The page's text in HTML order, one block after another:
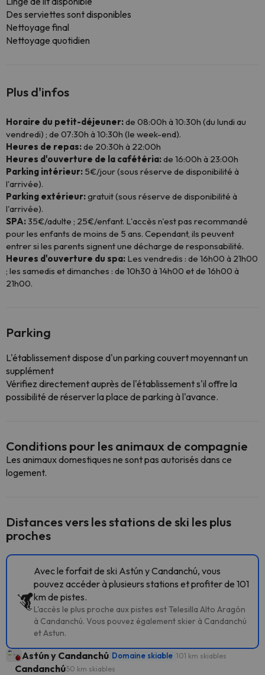
Des serviettes sont disponibles
Nettoyage final
Nettoyage quotidien
Plus d'infos
Horaire du petit-déjeuner:de 08:00h à 10:30h (du lundi au
vendredi) ; de 07:30h à 10:30h (le week-end).
Heures de repas:de 20:30h à 22:00h
Heures d'ouverture de la cafétéria:de 16:00h à 23:00h
Parking intérieur: 5€/jour (sous réserve de disponibilité à
l'arrivée).
Parking extérieur:gratuit (sous réserve de disponibilité à
l'arrivée).
SPA:35€/adulte ; 25€/enfant. L'accès n'est pas recommandé
pour les enfants de moins de 5 ans. Cependant, ils peuvent
entrer si les parents signent une décharge de responsabilité.
Heures d'ouverture du spa: Les vendredis : de 16h00 à 21h00
; les samedis et dimanches : de 10h30 à 14h00 et de 16h00 à
21h00.
Parking
L'établissement dispose d'un parking couvert moyennant un
supplément
Vérifiez directement auprès de l'établissement s'il offre la
possibilité de réserver la place de parking à l'avance.
Conditions pour les animaux de compagnie
Les animaux domestiques ne sont pas autorisés dans ce
logement.
Distances vers les stations de ski les plus
proches
Avec le forfait de ski Astún y Candanchú, vous
pouvez accéder à plusieurs stations et profiter de 101
km de pistes.
L'accès le plus proche aux pistes est Telesilla Alto Aragón
à Candanchú. Vous pouvez également skier à Candanchú
et Astun.
Astún y Candanchú Domaine skiable 101 km skiables
Candanchú50 km skiables